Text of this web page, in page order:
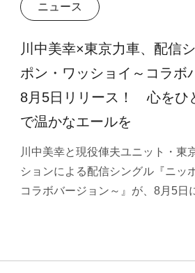
ニュース
川中美幸×東京力車、配信
ポン・ワッショイ～コラボ
8月5日リリース！ 心をひ
で温かなエールを
川中美幸と現役俥夫ユニット・東
ションによる配信シングル『ニッ
コラボバージョン～』が、8月5